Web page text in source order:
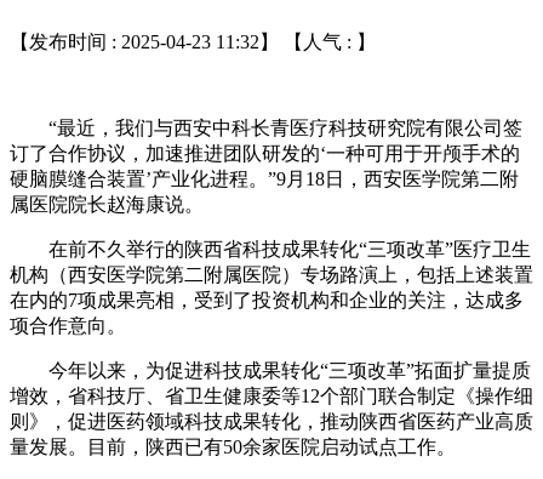
【发布时间 : 2025-04-23 11:32】 【人气 : 】
“最近，我们与西安中科长青医疗科技研究院有限公司签
订了合作协议，加速推进团队研发的‘一种可用于开颅手术的
硬脑膜缝合装置’产业化进程。”9月18日，西安医学院第二附
属医院院长赵海康说。
在前不久举行的陕西省科技成果转化“三项改革”医疗卫生
机构（西安医学院第二附属医院）专场路演上，包括上述装置
在内的7项成果亮相，受到了投资机构和企业的关注，达成多
项合作意向。
今年以来，为促进科技成果转化“三项改革”拓面扩量提质
增效，省科技厅、省卫生健康委等12个部门联合制定《操作细
则》，促进医药领域科技成果转化，推动陕西省医药产业高质
量发展。目前，陕西已有50余家医院启动试点工作。